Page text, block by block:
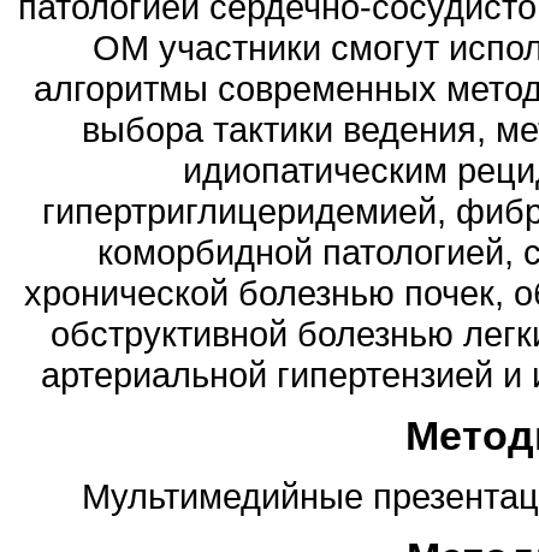
ОМ участники смогут
алгоритмы современных
выбора тактики ведения,
идиопатическим
гипертриглицеридемией,
коморбидной патологией,
хронической болезнью почек,
обструктивной болезнью
артериальной гипертензией
Мультимедийные